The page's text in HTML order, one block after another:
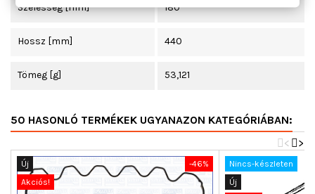
Szélesség [mm] 180
Hossz [mm] 440
Tömeg [g] 53,121
50 HASONLÓ TERMÉKEK UGYANAZON KATEGÓRIÁBAN:
>
<
-46%
Új
Akciós!
Nincs-készleten
Új